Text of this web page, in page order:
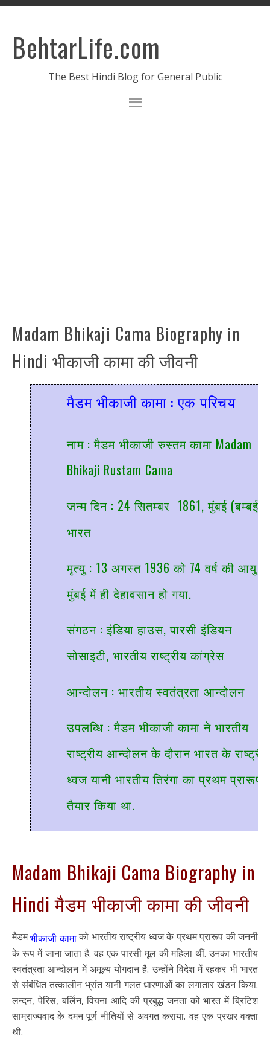
BehtarLife.com
The Best Hindi Blog for General Public
Madam Bhikaji Cama Biography in
Hindi भीकाजी कामा की जीवनी
मैडम भीकाजी कामा : एक परिचय
नाम : मैडम भीकाजी रुस्तम कामा Madam
Bhikaji Rustam Cama
जन्म दिन : 24 सितम्बर 1861, मुंबई (बम्बई)
भारत
मृत्यु : 13 अगस्त 1936 को 74 वर्ष की आयु में
मुंबई में ही देहावसान हो गया.
संगठन : इंडिया हाउस, पारसी इंडियन
सोसाइटी, भारतीय राष्ट्रीय कांग्रेस
आन्दोलन : भारतीय स्वतंत्रता आन्दोलन
उपलब्धि : मैडम भीकाजी कामा ने भारतीय
राष्ट्रीय आन्दोलन के दौरान भारत के
ध्वज यानी भारतीय तिरंगा का प्रथम प्रारूप
तैयार किया था.
Madam Bhikaji Cama Biography in
Hindi मैडम भीकाजी कामा की जीवनी
मैडमभीकाजी कामा को भारतीय राष्ट्रीय ध्वज के प्रथम प्रारूप की जननी
के रूप में जाना जाता है. वह एक पारसी मूल की महिला थीं. उनका भारतीय
स्वतंत्रता आन्दोलन में अमूल्य योगदान है. उन्होंने विदेश में रहकर भी भारत
से संबंधित तत्कालीन भ्रांत यानी गलत धारणाओं का लगातार खंडन किया.
लन्दन, पेरिस, बर्लिन, वियना आदि की प्रबुद्ध जनता को भारत में ब्रिटिश
साम्राज्यवाद के दमन पूर्ण नीतियों से अवगत कराया. वह एक प्रखर वक्ता
थी.